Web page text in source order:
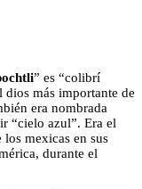
” es “colibrí
más importante de
era nombrada
“cielo azul”. Era el
mexicas en sus
durante el